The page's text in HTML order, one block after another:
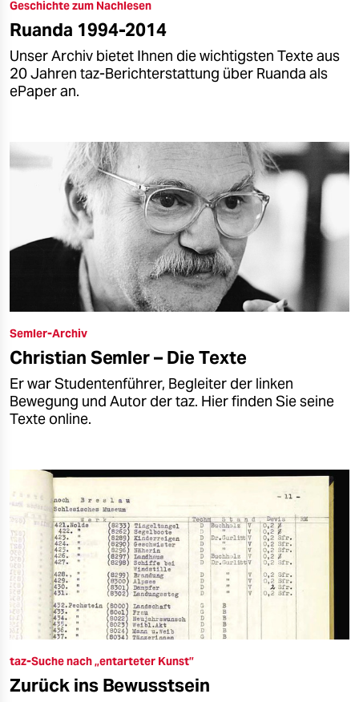
Geschichte zum Nachlesen
Ruanda 1994-2014
Unser Archiv bietet Ihnen die wichtigsten Texte aus
20 Jahren taz-Berichterstattung über Ruanda als
ePaper an.
Semler-Archiv
Christian Semler – Die Texte
Er war Studentenführer, Begleiter der linken
Bewegung und Autor der taz. Hier finden Sie seine
Texte online.
taz-Suche nach „entarteter Kunst”
Zurück ins Bewusstsein